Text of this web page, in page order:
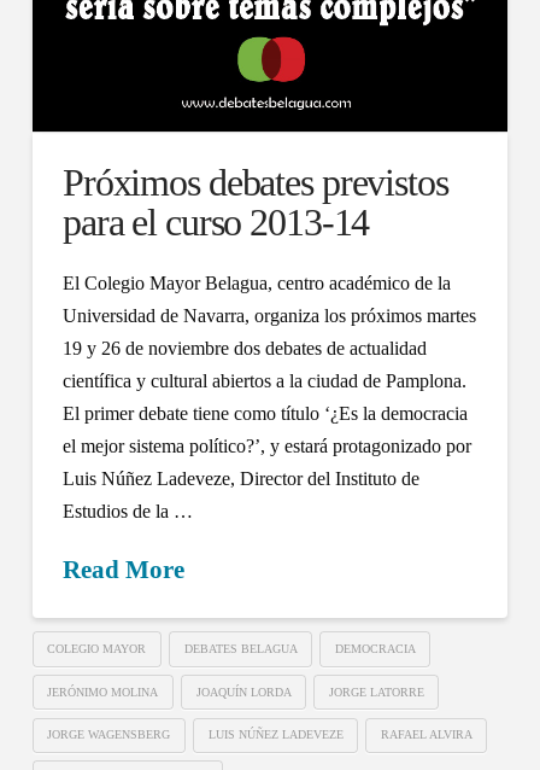
Próximos debates previstos
para el curso 2013-14
El Colegio Mayor Belagua, centro académico de la
Universidad de Navarra, organiza los próximos martes
19 y 26 de noviembre dos debates de actualidad
científica y cultural abiertos a la ciudad de Pamplona.
El primer debate tiene como título ‘¿Es la democracia
el mejor sistema político?’, y estará protagonizado por
Luis Núñez Ladeveze, Director del Instituto de
Estudios de la …
Read More
COLEGIO MAYOR DEBATES BELAGUA DEMOCRACIA
JERÓNIMO MOLINA JOAQUÍN LORDA JORGE LATORRE
JORGE WAGENSBERG LUIS NÚÑEZ LADEVEZE RAFAEL ALVIRA